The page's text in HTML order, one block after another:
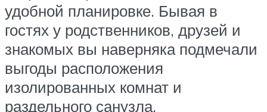
удобной планировке. Бывая в
гостях у родственников, друзей и
знакомых вы наверняка подмечали
выгоды расположения
изолированных комнат и
раздельного санузла.